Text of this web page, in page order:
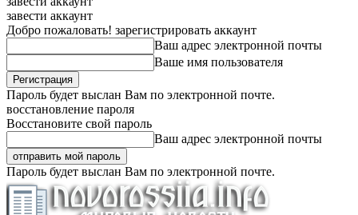
завести аккаунт
Добро пожаловать! зарегистрировать аккаунт
Ваш адрес электронной почты
Ваше имя пользователя
Пароль будет выслан Вам по электронной почте.
восстановление пароля
Восстановите свой пароль
Ваш адрес электронной почты
Пароль будет выслан Вам по электронной почте.